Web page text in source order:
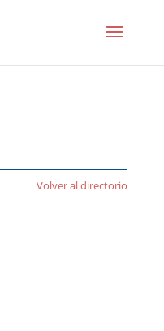
Volver al directorio